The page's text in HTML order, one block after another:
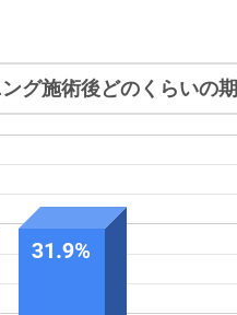
グ施術後どのくらいの